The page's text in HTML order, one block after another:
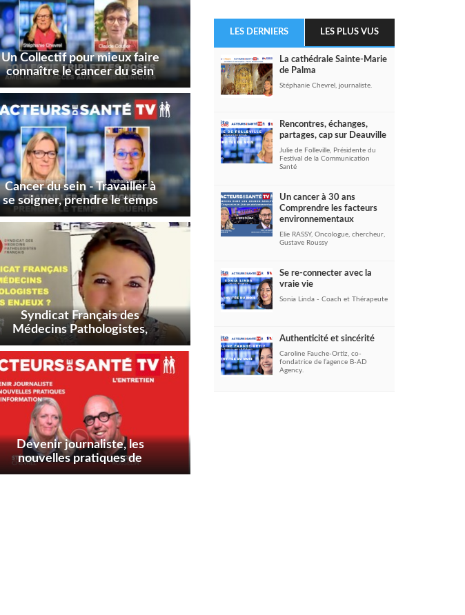
Un Collectif pour mieux faire
connaître le cancer du sein
triple négatif
Cancer du sein - Travailler à
se soigner, prendre le temps
de guérir
Syndicat Français des
Médecins Pathologistes,
quels enjeux ?
Devenir journaliste, les
nouvelles pratiques de
l’information
LES DERNIERS LES PLUS VUS
La cathédrale Sainte-Marie
de Palma
Stéphanie Chevrel, journaliste.
Rencontres, échanges,
partages, cap sur Deauville
Julie de Folleville, Présidente du
Festival de la Communication
Santé
Un cancer à 30 ans
Comprendre les facteurs
environnementaux
Elie RASSY, Oncologue, chercheur,
Gustave Roussy
Se re-connecter avec la
vraie vie
Sonia Linda - Coach et Thérapeute
Authenticité et sincérité
Caroline Fauche-Ortiz, co-
fondatrice de l’agence B-AD
Agency.